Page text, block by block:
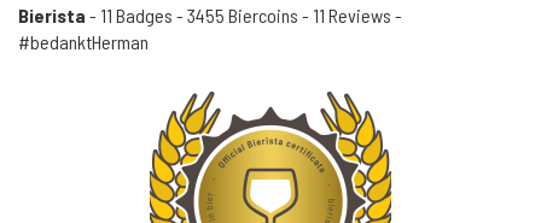
Bierista - 11 Badges - 3455 Biercoins - 11 Reviews -
#bedanktHerman